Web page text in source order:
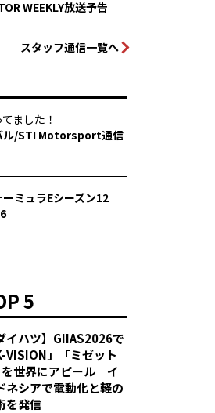
WEEKLY放送予告
スタッフ通信一覧へ
ました！
ル/STI Motorsport通信
ーミュラEシーズン12
5
イハツ】GIIAS2026で
VISION」「ミゼット
を世界にアピール イ
ネシアで電動化と軽の
を発信